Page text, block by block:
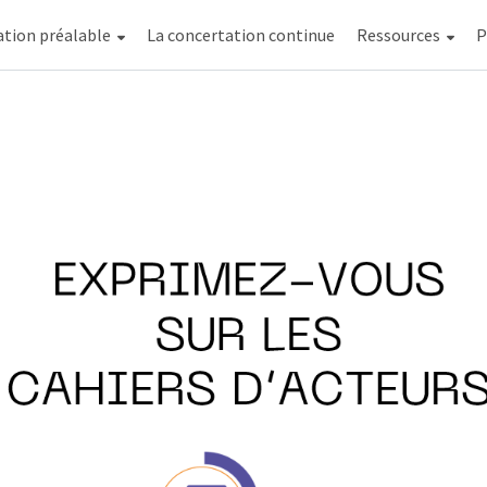
préalable La concertation continue Ressources